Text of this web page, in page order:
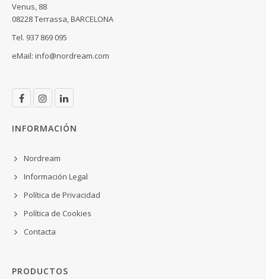
Venus, 88
08228 Terrassa, BARCELONA
Tel. 937 869 095
eMail: info@nordream.com
INFORMACIÓN
Nordream
Información Legal
Política de Privacidad
Política de Cookies
Contacta
PRODUCTOS